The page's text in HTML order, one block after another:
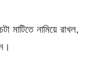
মাটিতে নামিয়ে রাখল,